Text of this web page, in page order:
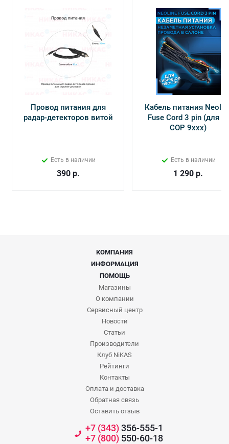
Провод питания для
радар-детекторов витой
Есть в наличии
390р.
Кабель питания
Fuse Cord 3 pin (для Х-
СОР 9ххх)
Есть в наличии
1 290 р.
КОМПАНИЯ
ИНФОРМАЦИЯ
ПОМОЩЬ
Магазины
О компании
Сервисный центр
Новости
Статьи
Производители
Клуб NiKAS
Рейтинги
Контакты
Оплата и доставка
Обратная связь
Оставить отзыв
+7 (343)356-555-1
+7 (800)550-60-18